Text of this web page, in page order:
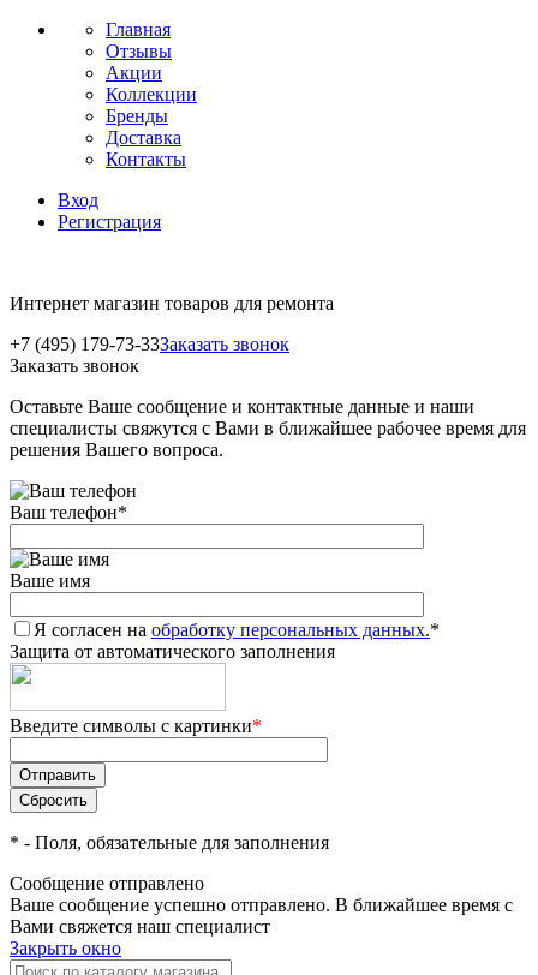
Главная
Отзывы
Акции
Коллекции
Бренды
Доставка
Контакты
Вход
Регистрация
Интернет магазин товаров для ремонта
+7 (495) 179-73-33Заказать звонок
Заказать звонок
Оставьте Ваше сообщение и контактные данные и наши
специалисты свяжутся с Вами в ближайшее рабочее время для
решения Вашего вопроса.
Ваш телефон*
Ваше имя
Я согласен на обработку персональных данных.*
Защита от автоматического заполнения
Введите символы с картинки*
* - Поля, обязательные для заполнения
Сообщение отправлено
Ваше сообщение успешно отправлено. В ближайшее время с
Вами свяжется наш специалист
Закрыть окно